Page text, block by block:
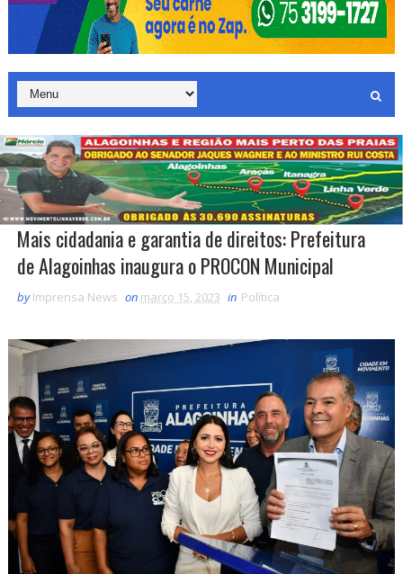
Mais cidadania e garantia de direitos: Prefeitura
de Alagoinhas inaugura o PROCON Municipal
by Imprensa News on março 15, 2023 in Política